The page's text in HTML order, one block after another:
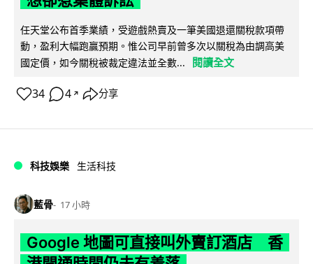
任天堂公布首季業績，受遊戲熱賣及一筆美國退還關稅款項帶
動，盈利大幅跑贏預期。惟公司早前曾多次以關稅為由調高美
國定價，如今關稅被裁定違法並全數...
閱讀全文
34 4 ↗ 分享
科技娛樂 生活科技
藍骨 17 小時
Google 地圖可直接叫外賣訂酒店 香